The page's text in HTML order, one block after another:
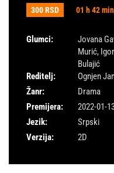
300 RSD 01 h 42 min
Glumci: Jovana
Murić,
Bulajić
Reditelj:
Ognjen
Žanr:
Drama
Premijera:
2022-01-
Jezik:
Srpski
Verzija:
2D